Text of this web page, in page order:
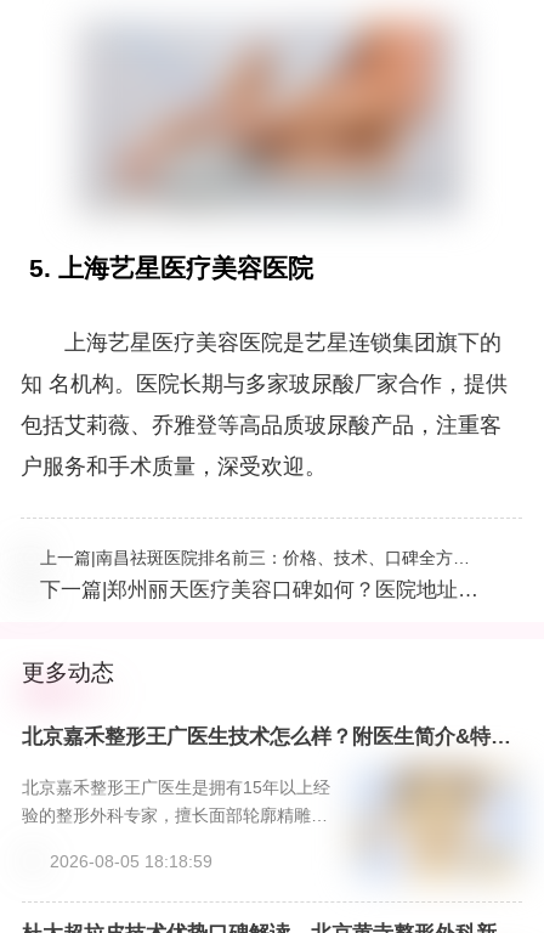
5. 上海艺星医疗美容医院
上海艺星医疗美容医院是艺星连锁集团旗下的
知 名机构。医院长期与多家玻尿酸厂家合作，提供
包括艾莉薇、乔雅登等高品质玻尿酸产品，注重客
户服务和手术质量，深受欢迎。
上一篇|南昌祛斑医院排名前三：价格、技术、口碑全方位
分析！
下一篇 |郑州丽天医疗美容口碑如何？医院地址、
更多动态
北京嘉禾整形王广医生技术怎么样？附医生简介&特色
北京嘉禾整形王广医生是拥有15年以上经
验的整形外科专家，擅长面部轮廓精雕、
谐”的美学理念。北京嘉禾整形医院提供国
际标准的手术环境与全程专属服务。预约
可通过新颜智尚小程序24小时专线400666
2026-08-05 18:18:59